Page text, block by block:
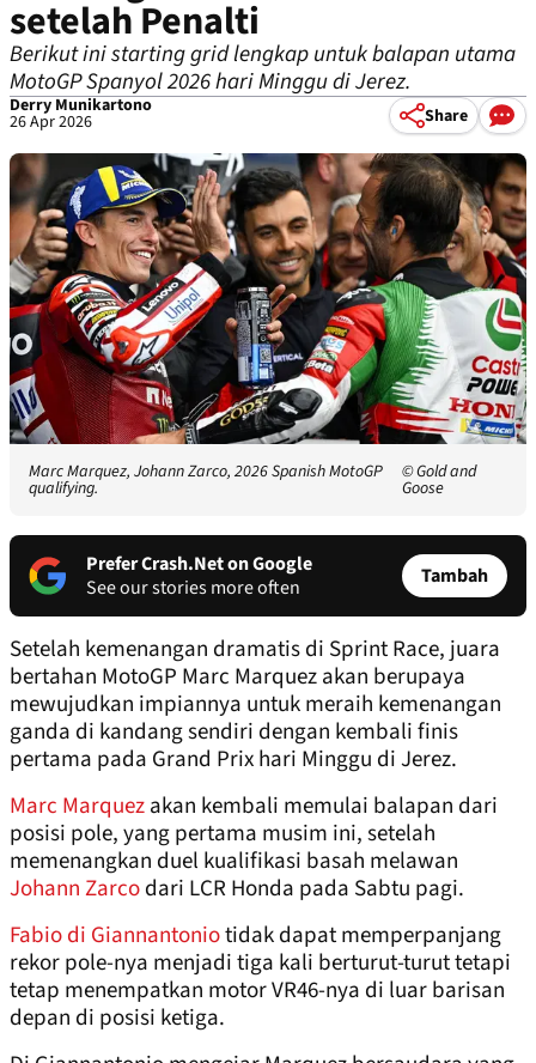
setelah Penalti
Berikut ini starting grid lengkap untuk balapan utama
MotoGP Spanyol 2026 hari Minggu di Jerez.
Derry Munikartono
26 Apr 2026 Share
Marc Marquez, Johann Zarco, 2026 Spanish MotoGP
qualifying.
© Gold and
Goose
Prefer Crash.Net on Google
See our stories more often
Tambah
Setelah kemenangan dramatis di Sprint Race, juara
bertahan MotoGP Marc Marquez akan berupaya
mewujudkan impiannya untuk meraih kemenangan
ganda di kandang sendiri dengan kembali finis
pertama pada Grand Prix hari Minggu di Jerez.
Marc Marquezakan kembali memulai balapan dari
posisi pole, yang pertama musim ini, setelah
memenangkan duel kualifikasi basah melawan
Johann Zarcodari LCR Honda pada Sabtu pagi.
Fabio di Giannantoniotidak dapat memperpanjang
rekor pole-nya menjadi tiga kali berturut-turut tetapi
tetap menempatkan motor VR46-nya di luar barisan
depan di posisi ketiga.